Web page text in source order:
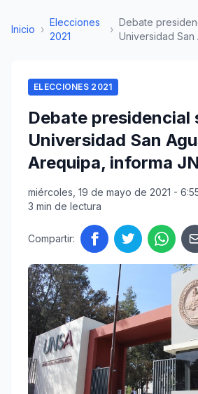
Inicio ›
Elecciones
2021
›
Debate
Universidad San
ELECCIONES 2021
Debate presidencial
Universidad San
Arequipa, informa
miércoles, 19 de mayo de 2021 -
3 min de lectura
Compartir: